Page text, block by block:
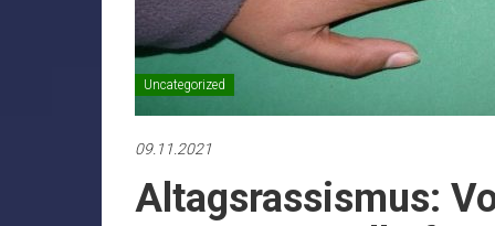
Uncategorized
09.11.2021
Altagsrassismus: